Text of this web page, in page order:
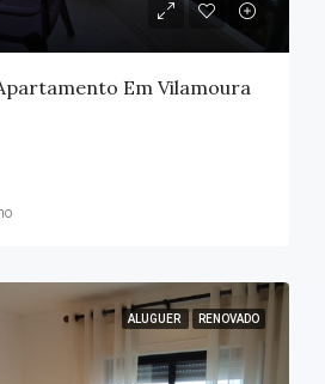
Em Vilamoura
ALUGUER RENOVADO